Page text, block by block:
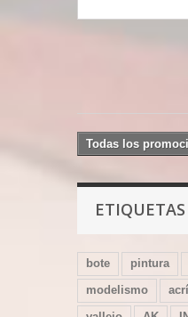
Todas los
ETIQUETAS
bote pintura
modelismo